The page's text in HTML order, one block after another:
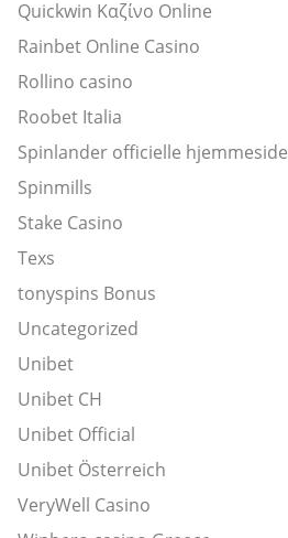
Quickwin Καζίνο Online
Rainbet Online Casino
Rollino casino
Roobet Italia
Spinlander officielle hjemmeside
Spinmills
Stake Casino
Texs
tonyspins Bonus
Uncategorized
Unibet
Unibet CH
Unibet Official
Unibet Österreich
VeryWell Casino